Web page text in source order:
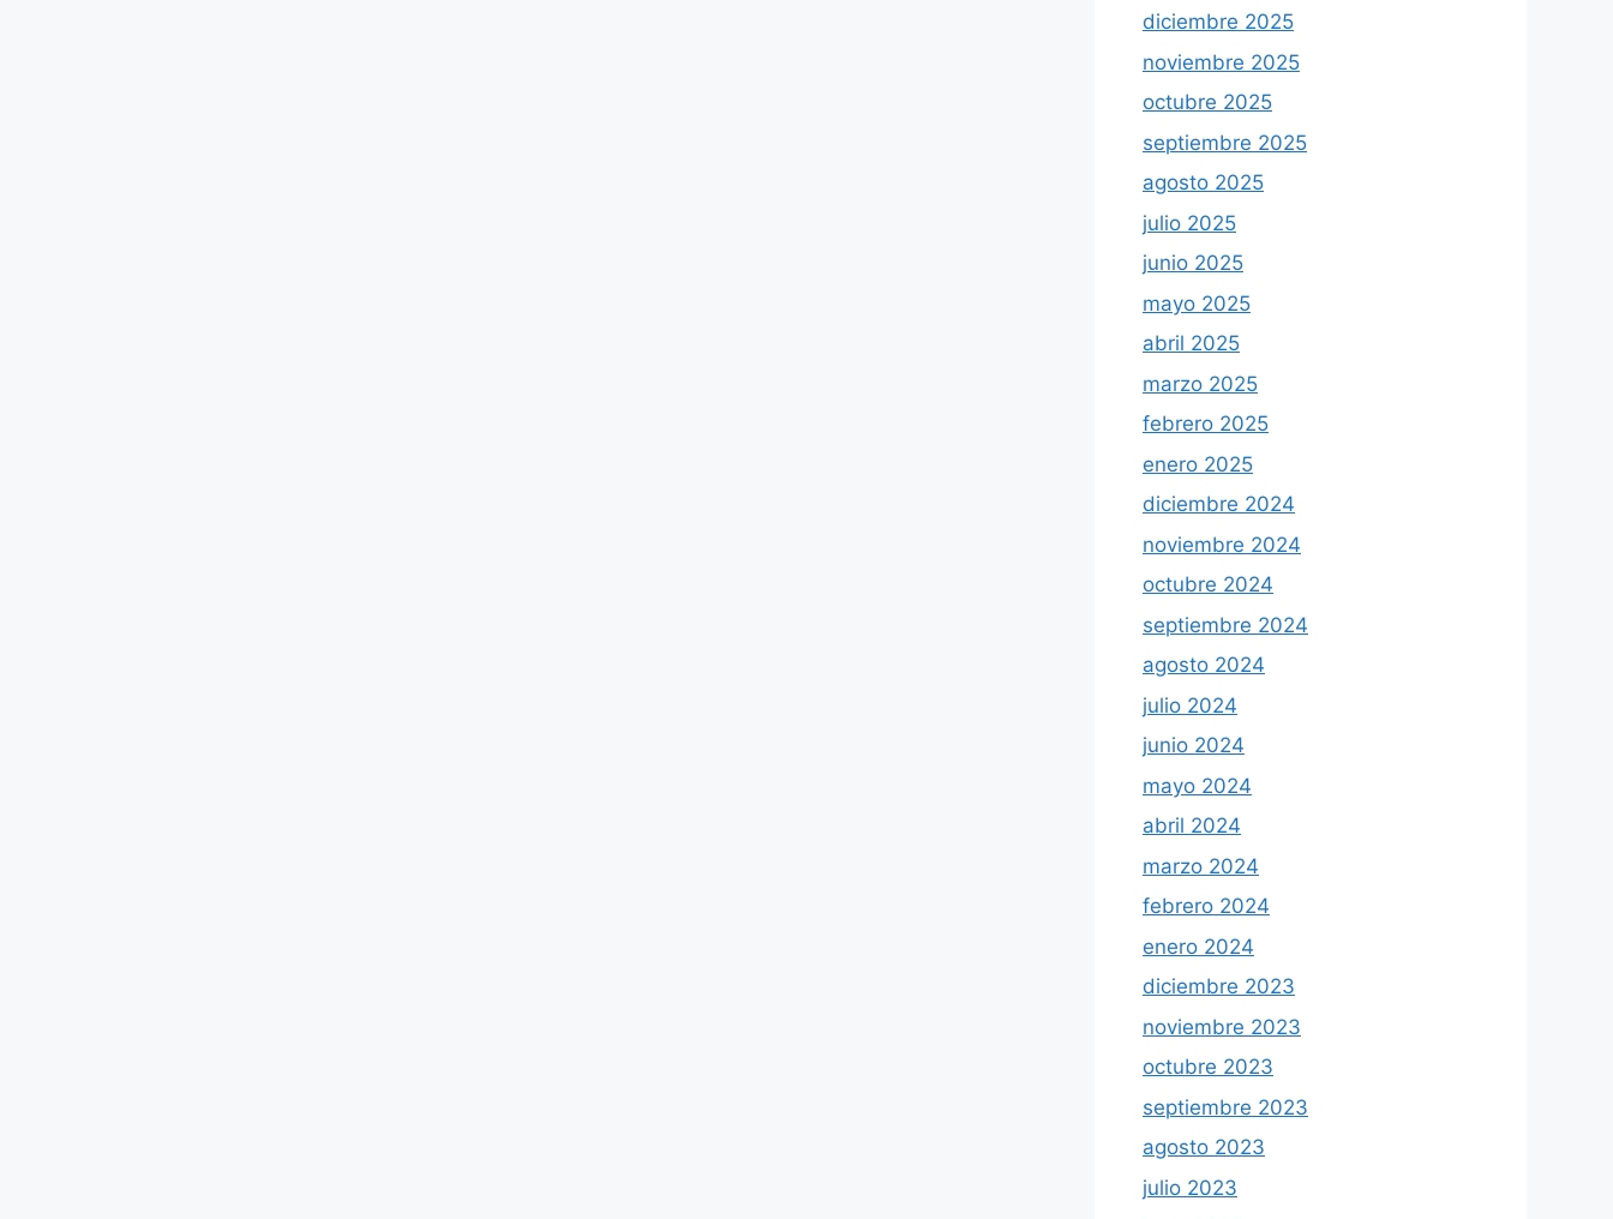
diciembre 2025
noviembre 2025
octubre 2025
septiembre 2025
agosto 2025
julio 2025
junio 2025
mayo 2025
abril 2025
marzo 2025
febrero 2025
enero 2025
diciembre 2024
noviembre 2024
octubre 2024
septiembre 2024
agosto 2024
julio 2024
junio 2024
mayo 2024
abril 2024
marzo 2024
febrero 2024
enero 2024
diciembre 2023
noviembre 2023
octubre 2023
septiembre 2023
agosto 2023
julio 2023